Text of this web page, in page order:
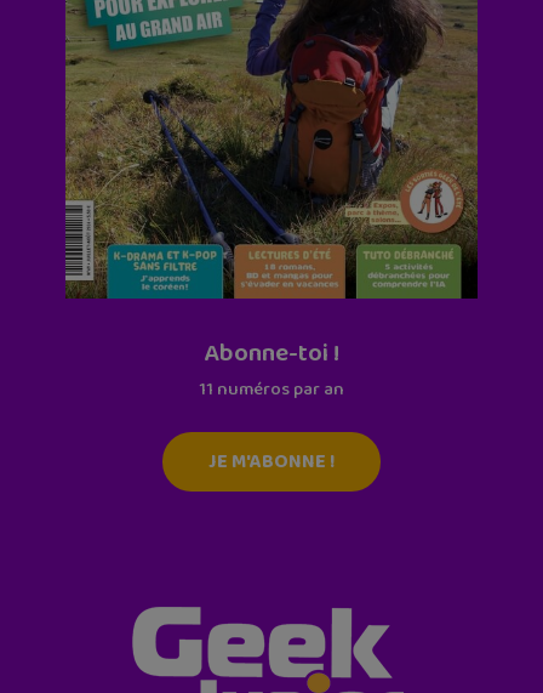
Abonne-toi !
11 numéros par an
JE M'ABONNE !